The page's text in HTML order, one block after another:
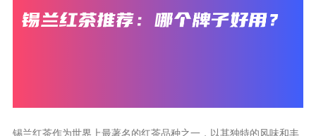
锡兰红茶作为世界上最著名的红茶品种之一，以其独特的风味和丰
茶品
饮茶技巧